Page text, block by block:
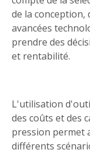
de la conception,
avancées
prendre des
et rentabilité.
L'utilisation
des coûts et des
pression permet
différents